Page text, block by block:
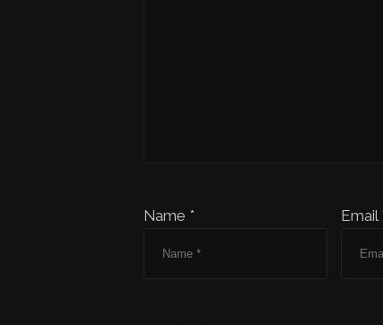
Name * Email